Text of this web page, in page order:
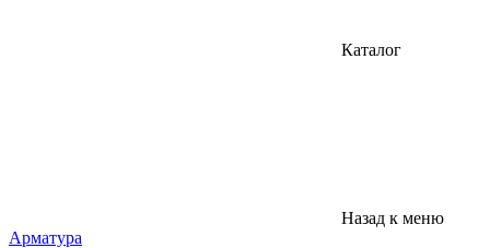
Каталог
Назад к меню
Арматура